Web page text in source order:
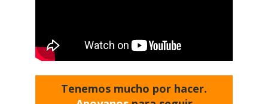
Tenemos mucho por hacer.